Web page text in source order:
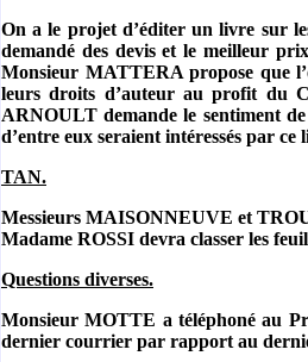
On a le projet d’éditer un livre sur
demandé des devis et le meilleur
Monsieur MATTERA propose que
leurs droits d’auteur au profit du
ARNOULT demande le sentiment
d’entre eux seraient intéressés par
TAN.
Messieurs MAISONNEUVE et
Madame ROSSI devra classer les
Questions diverses.
Monsieur MOTTE a téléphoné au
dernier courrier par rapport au